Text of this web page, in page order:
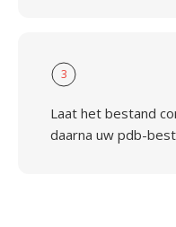
3
Laat het bestand
daarna uw pdb-